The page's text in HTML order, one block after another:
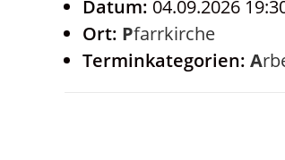
Datum: 04.09.2026
Ort:
Pfarrkirche
Terminkategorien: